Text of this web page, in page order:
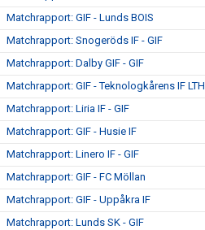
Matchrapport: GIF - Lunds BOIS
Matchrapport: Snogeröds IF - GIF
Matchrapport: Dalby GIF - GIF
Matchrapport: GIF - Teknologkårens IF LTH
Matchrapport: Liria IF - GIF
Matchrapport: GIF - Husie IF
Matchrapport: Linero IF - GIF
Matchrapport: GIF - FC Möllan
Matchrapport: GIF - Uppåkra IF
Matchrapport: Lunds SK - GIF